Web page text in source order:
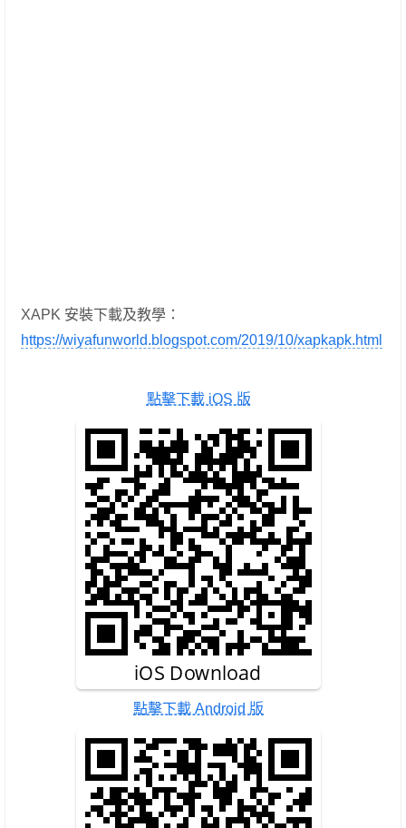
XAPK 安裝下載及教學：
https://wiyafunworld.blogspot.com/2019/10/xapkapk.html
點擊下載 iOS 版
點擊下載 Android 版